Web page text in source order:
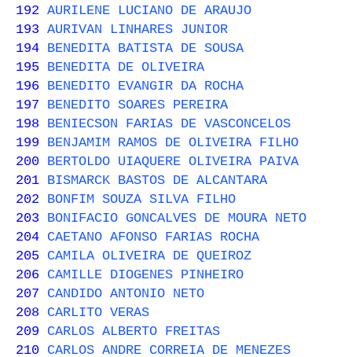
192 AURILENE LUCIANO DE ARAUJO
193 AURIVAN LINHARES JUNIOR
194 BENEDITA BATISTA DE SOUSA
195 BENEDITA DE OLIVEIRA
196 BENEDITO EVANGIR DA ROCHA
197 BENEDITO SOARES PEREIRA
198 BENIECSON FARIAS DE VASCONCELOS
199 BENJAMIM RAMOS DE OLIVEIRA FILHO
200 BERTOLDO UIAQUERE OLIVEIRA PAIVA
201 BISMARCK BASTOS DE ALCANTARA
202 BONFIM SOUZA SILVA FILHO
203 BONIFACIO GONCALVES DE MOURA NETO
204 CAETANO AFONSO FARIAS ROCHA
205 CAMILA OLIVEIRA DE QUEIROZ
206 CAMILLE DIOGENES PINHEIRO
207 CANDIDO ANTONIO NETO
208 CARLITO VERAS
209 CARLOS ALBERTO FREITAS
210 CARLOS ANDRE CORREIA DE MENEZES